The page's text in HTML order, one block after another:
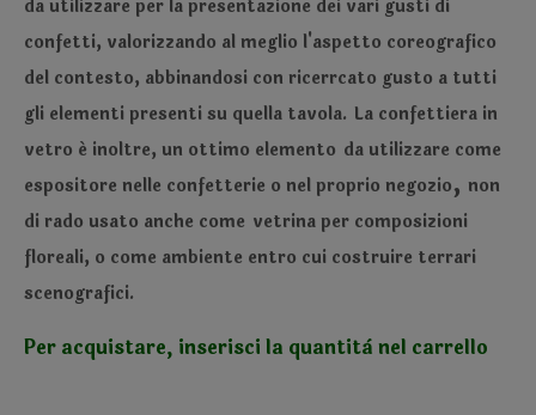
da utilizzare per la presentazione dei vari gusti di
confetti, valorizzando al meglio l'aspetto coreografico
del contesto, abbinandosi con ricerrcato gusto a tutti
gli elementi presenti su quella tavola. La confettiera in
vetro é inoltre, un ottimo elemento da utilizzare come
espositore nelle confetterie o nel proprio negozio, non
di rado usato anche come vetrina per composizioni
floreali, o come ambiente entro cui costruire terrari
scenografici.
Per acquistare, inserisci la quantità nel carrello